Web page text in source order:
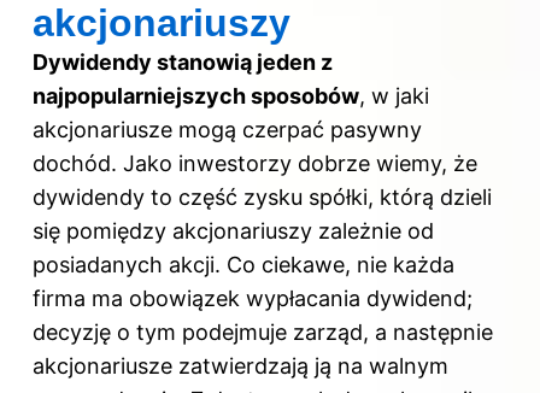
akcjonariuszy
Dywidendy stanowią jeden z
najpopularniejszych sposobów, w jaki
akcjonariusze mogą czerpać pasywny
dochód. Jako inwestorzy dobrze wiemy, że
dywidendy to część zysku spółki, którą dzieli
się pomiędzy akcjonariuszy zależnie od
posiadanych akcji. Co ciekawe, nie każda
firma ma obowiązek wypłacania dywidend;
decyzję o tym podejmuje zarząd, a następnie
akcjonariusze zatwierdzają ją na walnym